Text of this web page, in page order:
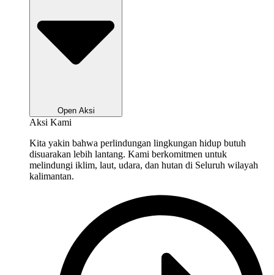
Open Aksi
Aksi Kami
Kita yakin bahwa perlindungan lingkungan hidup butuh
disuarakan lebih lantang. Kami berkomitmen untuk
melindungi iklim, laut, udara, dan hutan di Seluruh wilayah
kalimantan.